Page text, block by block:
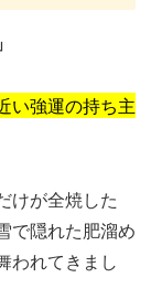
い強運の持ち主
けが全焼した
で隠れた肥溜め
われてきまし